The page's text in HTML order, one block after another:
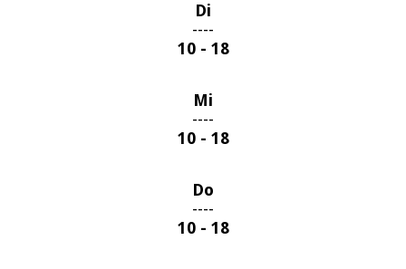
Di
----
10 - 18
Mi
----
10 - 18
Do
----
10 - 18